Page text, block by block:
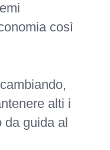
così
alti i
da guida al